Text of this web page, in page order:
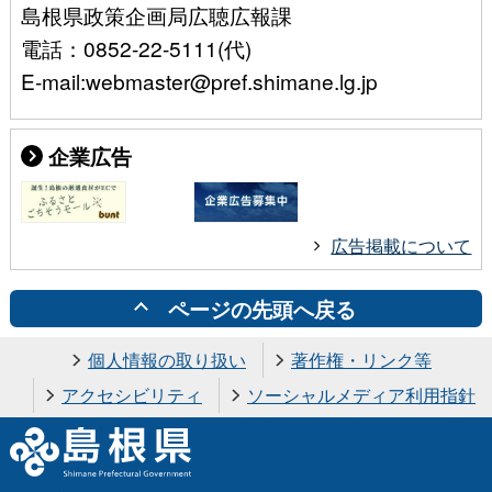
島根県政策企画局広聴広報課
電話：0852-22-5111(代)
E-mail:webmaster@pref.shimane.lg.jp
企業広告
広告掲載について
ページの先頭へ戻る
個人情報の取り扱い
著作権・リンク等
アクセシビリティ
ソーシャルメディア利用指針